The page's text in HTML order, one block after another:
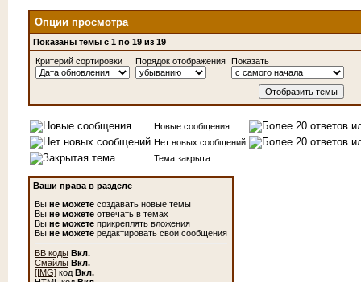
Опции просмотра
Показаны темы с 1 по 19 из 19
Критерий сортировки
Порядок отображения Показать
Новые сообщения
Нет новых сообщений
Тема закрыта
Ваши права в разделе
Вы не можете создавать новые темы
Вы не можете отвечать в темах
Вы не можете прикреплять вложения
Вы не можете редактировать свои сообщения
BB коды Вкл.
Смайлы Вкл.
[IMG] код Вкл.